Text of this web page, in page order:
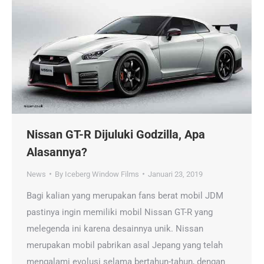
Nissan GT-R Dijuluki Godzilla, Apa
Alasannya?
News By Iceberg Window Films Januari 23, 2019
Bagi kalian yang merupakan fans berat mobil JDM
pastinya ingin memiliki mobil Nissan GT-R yang
melegenda ini karena desainnya unik. Nissan
merupakan mobil pabrikan asal Jepang yang telah
mengalami evolusi selama bertahun-tahun, dengan